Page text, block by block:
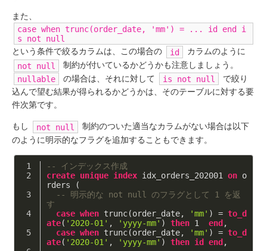
また、
case when trunc(order_date, 'mm') = ... id end i
s not null
という条件で絞るカラムは、この場合の
id
カラムのように
not null
制約が付いているかどうかも注意しましょう。
nullable
の場合は、それに対して is not null
で絞り
込んで望む結果が得られるかどうかは、そのテーブルに対する要
件次第です。
もし not null
制約のついた適当なカラムがない場合は以下
のように明示的なフラグを追加することもできます。
-- インデックス作成
create unique index idx_orders_202001 on o
rders (
-- 明示的な not null のフラグとして 1 を返
す
case when trunc(order_date, 'mm' ) = to_d
ate( '2020-01' , 'yyyy-mm' ) then 1 end ,
case when trunc(order_date, 'mm' ) = to_d
ate( '2020-01' , 'yyyy-mm' ) then id end ,